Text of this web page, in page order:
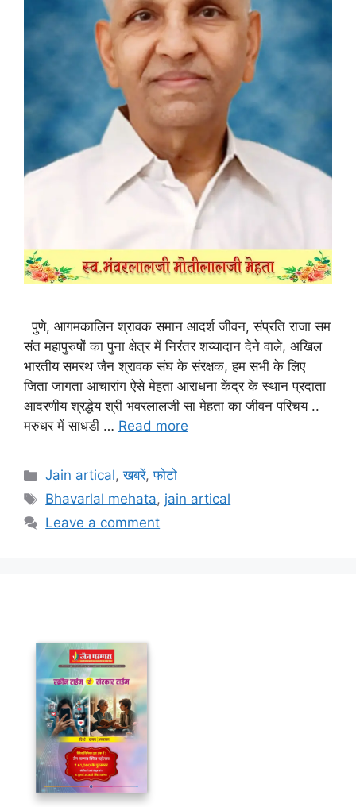
पुणे, आगमकालिन श्रावक समान आदर्श जीवन, संप्रति राजा सम
संत महापुरुषों का पुना क्षेत्र में निरंतर शय्यादान देने वाले, अखिल
भारतीय समरथ जैन श्रावक संघ के संरक्षक, हम सभी के लिए
जिता जागता आचारांग ऐसे मेहता आराधना केंद्र के स्थान प्रदाता
आदरणीय श्रद्धेय श्री भवरलालजी सा मेहता का जीवन परिचय ..
मरुधर में साधडी … Read more
Categories
Jain artical,खबरें,फोटो
Tags
Bhavarlal mehata, jain artical
Leave a comment